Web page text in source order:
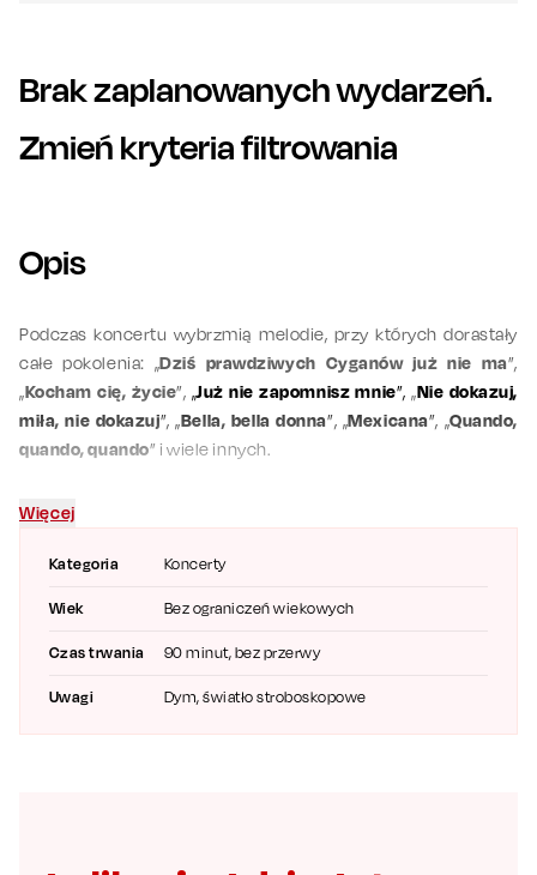
Brak zaplanowanych wydarzeń.
Zmień kryteria filtrowania
Opis
Kategoria Koncerty
Wiek Bez ograniczeń wiekowych
Czas trwania 90 minut, bez przerwy
Uwagi Dym, światło stroboskopowe
Podczas koncertu wybrzmią melodie, przy których dorastały
całe pokolenia: „Dziś prawdziwych Cyganów już nie ma”,
„Kocham cię, życie”, „Już nie zapomnisz mnie”,„Nie dokazuj,
miła, nie dokazuj”, „Bella, bella donna”, „Mexicana”, „Quando,
quando, quando” i wiele innych.
scenariusza, a na scenie pojawią się prawdziwe gwiazdy:
Anna Sokołowska-Alabrudzińska, Michał Milowicz i Dariusz
Kordek. Każde z nich wniesie do koncertu odrębny kolor i
najpiękniejszych kartach muzyki rozrywkowej. Artystom
towarzyszy ośmioosobowa Orkiestra Kameralna MusicaLove
Więcej